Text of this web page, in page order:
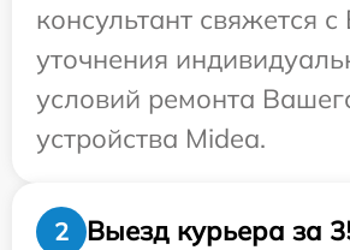
консультант свяжется
уточнения
условий ремонта
устройства Midea.
2
Выезд курьера за